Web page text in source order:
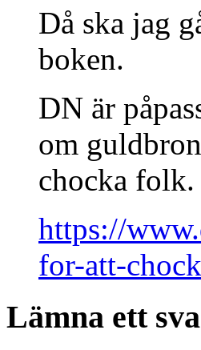
Då ska jag
boken.
DN är
om
chocka folk.
https://
for-att-
Lämna ett